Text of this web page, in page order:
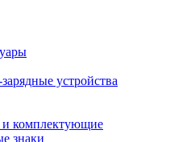
устройства
и комплектующие
знаки